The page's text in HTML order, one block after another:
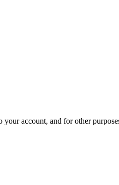
account, and for other